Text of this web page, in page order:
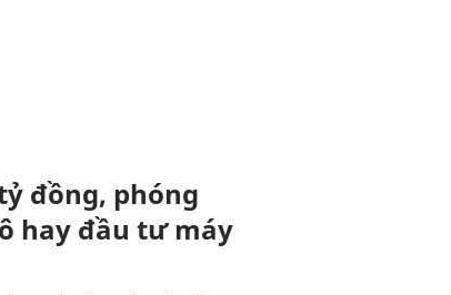
đồng, phóng
hay đầu tư máy